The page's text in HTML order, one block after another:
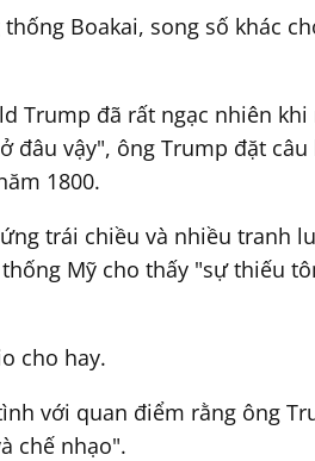
Boakai, song số khác
Trump đã rất ngạc nhiên khi
đâu vậy", ông Trump đặt
1800.
trái chiều và nhiều tranh
Mỹ cho thấy "sự thiếu
cho hay.
với quan điểm rằng ông
chế nhạo".